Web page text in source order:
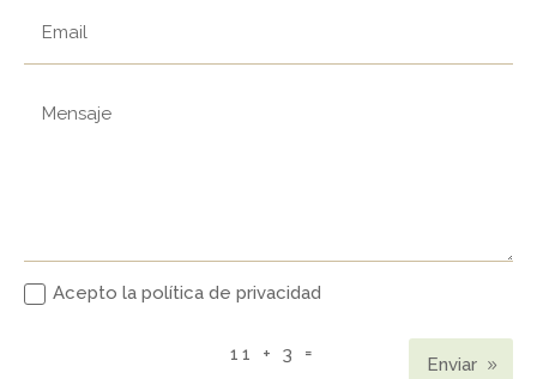
Acepto la política de privacidad
11 + 3 =
Enviar